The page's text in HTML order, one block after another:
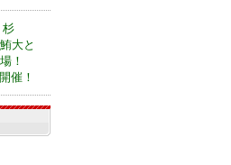
大と
！
催！